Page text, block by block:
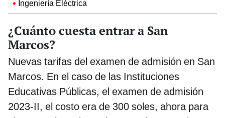
Ingeniería Eléctrica
¿Cuánto cuesta entrar a San
Marcos?
Nuevas tarifas del examen de admisión en San
Marcos. En el caso de las Instituciones
Educativas Públicas, el examen de admisión
2023-II, el costo era de 300 soles, ahora para